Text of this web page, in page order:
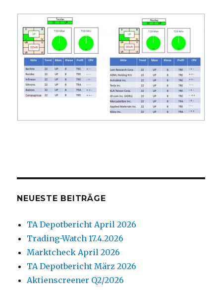
NEUESTE BEITRÄGE
TA Depotbericht April 2026
Trading-Watch 17.4.2026
Marktcheck April 2026
TA Depotbericht März 2026
Aktienscreener Q2/2026